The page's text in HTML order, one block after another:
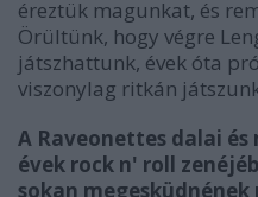
éreztük magunkat, és
Örültünk, hogy végre
játszhattunk, évek óta
viszonylag ritkán
A Raveonettes dalai és
évek rock n' roll
sokan